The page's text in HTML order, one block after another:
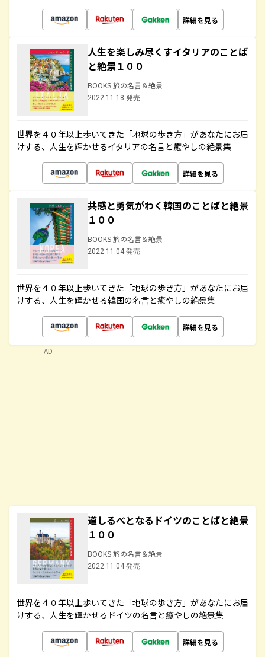
詳細を見る
人生を楽しみ尽くすイタリアのことば
と絶景１００
BOOKS 旅の名言＆絶景
2022.11.18 発売
世界を４０年以上歩いてきた「地球の歩き方」があなたにお届
けする、人生を輝かせるイタリアの名言と癒やしの絶景集
詳細を見る
共感と勇気がわく韓国のことばと絶景
１００
BOOKS 旅の名言＆絶景
2022.11.04 発売
世界を４０年以上歩いてきた「地球の歩き方」があなたにお届
けする、人生を輝かせる韓国の名言と癒やしの絶景集
詳細を見る
道しるべとなるドイツのことばと絶景
１００
BOOKS 旅の名言＆絶景
2022.11.04 発売
世界を４０年以上歩いてきた「地球の歩き方」があなたにお届
けする、人生を輝かせるドイツの名言と癒やしの絶景集
詳細を見る
AD